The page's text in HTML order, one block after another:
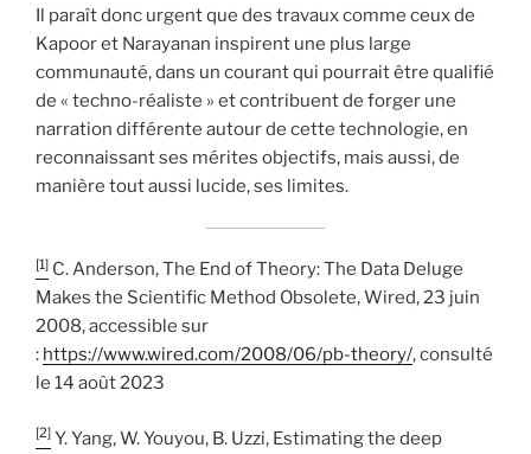
Il paraît donc urgent que des travaux comme ceux de
Kapoor et Narayanan inspirent une plus large
communauté, dans un courant qui pourrait être qualifié
de « techno-réaliste » et contribuent de forger une
narration différente autour de cette technologie, en
reconnaissant ses mérites objectifs, mais aussi, de
manière tout aussi lucide, ses limites.
[1] C. Anderson, The End of Theory: The Data Deluge
Makes the Scientific Method Obsolete, Wired, 23 juin
2008, accessible sur
: https://www.wired.com/2008/06/pb-theory/, consulté
le 14 août 2023
[2] Y. Yang, W. Youyou, B. Uzzi, Estimating the deep